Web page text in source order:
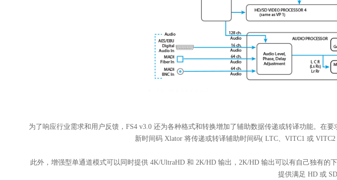
为了响应行业需求和用户反馈，FS4 v3.0 还为各种格式和转换增加了辅助数据传递或转译功能。在
新时间码 Xlator 将传递或转译辅助时间码( LTC、VITC1 或
此外，增强型单通道模式可以同时提供 4K/UltraHD 和 2K/HD 输出，2K/HD 输出可以有自己独有
提供满足 HD 或